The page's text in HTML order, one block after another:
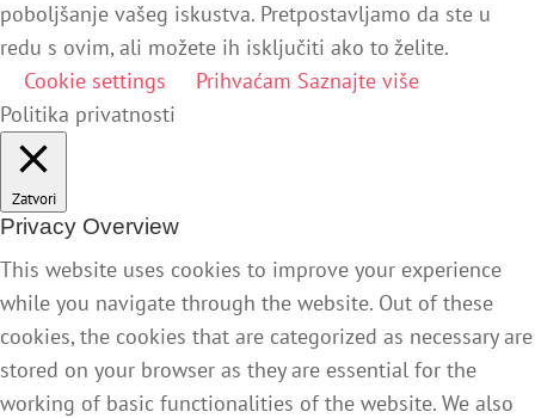
poboljšanje vašeg iskustva. Pretpostavljamo da ste u
redu s ovim, ali možete ih isključiti ako to želite.
Cookie settings
Prihvaćam Saznajte više
Politika privatnosti
Zatvori
Privacy Overview
This website uses cookies to improve your experience
while you navigate through the website. Out of these
cookies, the cookies that are categorized as necessary are
stored on your browser as they are essential for the
working of basic functionalities of the website. We also